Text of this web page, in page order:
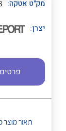
לכל מוצרי
לכל מוצרי
מק"ט אטקה:
יצרן:
תאור מוצר